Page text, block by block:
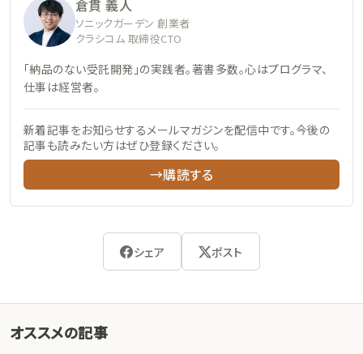
倉貫 義人
ソニックガーデン 創業者
クラシコム 取締役CTO
「納品のない受託開発」の実践者。著書多数。心はプログラマ、
仕事は経営者。
新着記事をお知らせするメールマガジンを配信中です。今後の
記事も読みたい方はぜひ登録ください。
→購読する
シェア ポスト
オススメの記事